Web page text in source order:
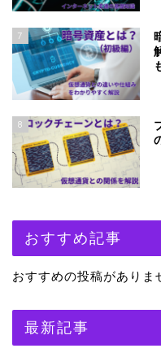
7
8
おすすめ記事
おすすめの投稿がありま
最新記事